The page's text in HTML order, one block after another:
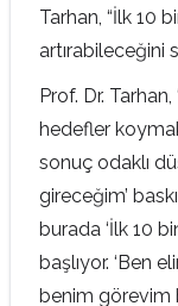
Tarhan, “İlk 10
artırabileceğini
Prof. Dr.
hedefler
sonuç odaklı
gireceğim’
burada ‘İlk 10
başlıyor. ‘Ben
benim görevim